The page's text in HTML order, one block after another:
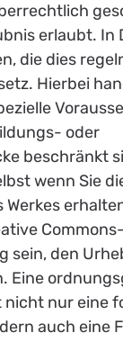
erlaubt. In
die dies
Hierbei
oder
beschränkt
wenn Sie
sein, den
Eine
nicht nur eine
auch eine